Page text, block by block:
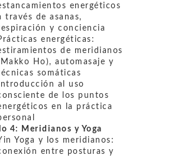
energéticos
través de asanas,
y conciencia
energéticas:
de meridianos
Ho), automasaje y
somáticas
Introducción al uso
de los puntos
en la práctica
4:
Meridianos y Yoga
Yoga y los meridianos:
entre posturas y